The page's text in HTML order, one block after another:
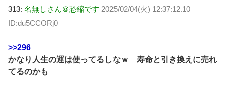
313: 名無しさん＠恐縮です 2025/02/04(火) 12:37:12.10
ID:du5CCORj0
>>296
かなり人生の運は使ってるしなｗ 寿命と引き換えに売れ
てるのかも